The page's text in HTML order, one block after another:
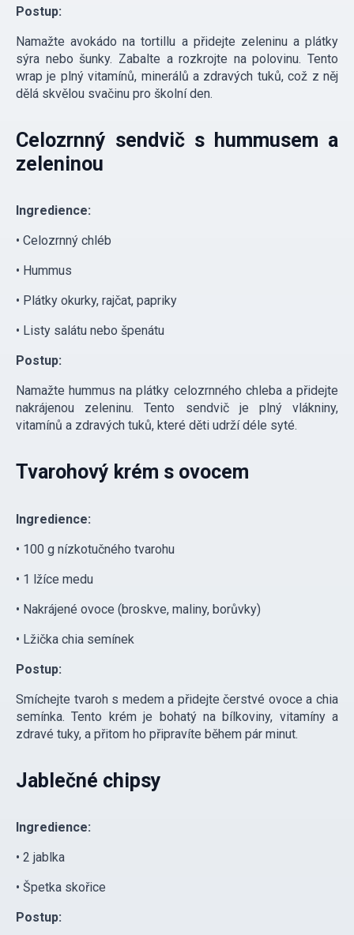
Postup:
Namažte avokádo na tortillu a přidejte zeleninu a plátky
sýra nebo šunky. Zabalte a rozkrojte na polovinu. Tento
wrap je plný vitamínů, minerálů a zdravých tuků, což z něj
dělá skvělou svačinu pro školní den.
Celozrnný sendvič s hummusem a
zeleninou
Ingredience:
• Celozrnný chléb
• Hummus
• Plátky okurky, rajčat, papriky
• Listy salátu nebo špenátu
Postup:
Namažte hummus na plátky celozrnného chleba a přidejte
nakrájenou zeleninu. Tento sendvič je plný vlákniny,
vitamínů a zdravých tuků, které děti udrží déle syté.
Tvarohový krém s ovocem
Ingredience:
• 100 g nízkotučného tvarohu
• 1 lžíce medu
• Nakrájené ovoce (broskve, maliny, borůvky)
• Lžička chia semínek
Postup:
Smíchejte tvaroh s medem a přidejte čerstvé ovoce a chia
semínka. Tento krém je bohatý na bílkoviny, vitamíny a
zdravé tuky, a přitom ho připravíte během pár minut.
Jablečné chipsy
Ingredience:
• 2 jablka
• Špetka skořice
Postup: